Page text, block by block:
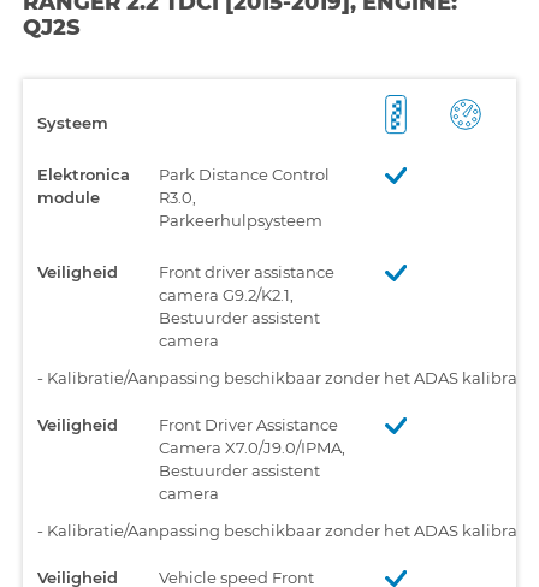
QJ2S
Systeem
Elektronica
module
Park Distance Control
R3.0,
Parkeerhulpsysteem
Veiligheid
Front driver assistance
camera G9.2/K2.1,
Bestuurder assistent
camera
- Kalibratie/Aanpassing beschikbaar zonder het ADAS
Veiligheid
Front Driver Assistance
Camera X7.0/J9.0/IPMA,
Bestuurder assistent
camera
- Kalibratie/Aanpassing beschikbaar zonder het ADAS
Veiligheid
Vehicle speed Front